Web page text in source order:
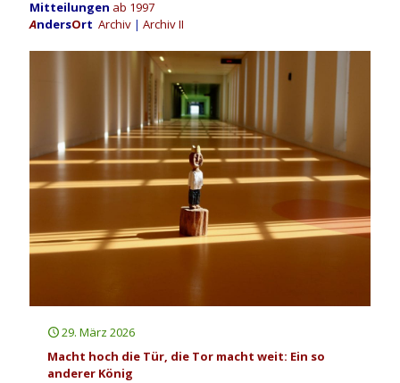
Mitteilungen ab 1997
AndersOrt Archiv | Archiv II
29. März 2026
Macht hoch die Tür, die Tor macht weit: Ein so
anderer König